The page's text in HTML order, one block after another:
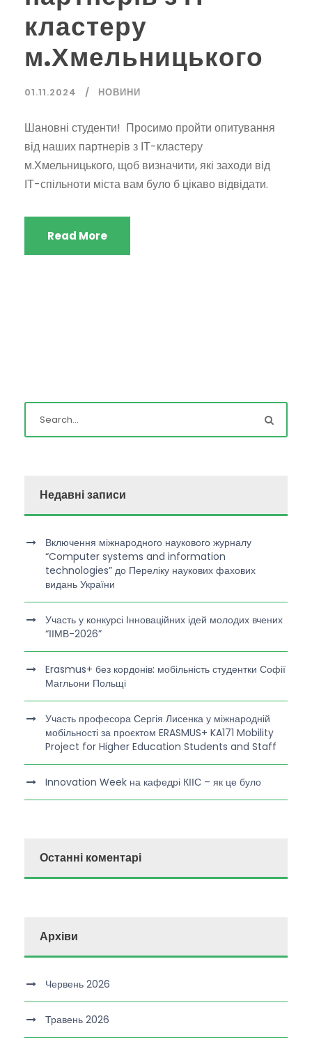
кластеру
м.Хмельницького
01.11.2024 НОВИНИ
Шановні студенти! Просимо пройти опитування
від наших партнерів з ІТ-кластеру
м.Хмельницького, щоб визначити, які заходи від
ІТ-спільноти міста вам було б цікаво відвідати.
Read More
Недавні записи
Включення міжнародного наукового журналу
“Computer systems and information
technologies” до Переліку наукових фахових
видань України
Участь у конкурсі Інноваційних ідей молодих вчених
“ІІМВ-2026”
Erasmus+ без кордонів: мобільність студентки Софії
Магльони Польщі
Участь професора Сергія Лисенка у міжнародній
мобільності за проєктом ERASMUS+ KA171 Mobility
Project for Higher Education Students and Staff
Innovation Week на кафедрі КІІС – як це було
Останні коментарі
Архіви
Червень 2026
Травень 2026